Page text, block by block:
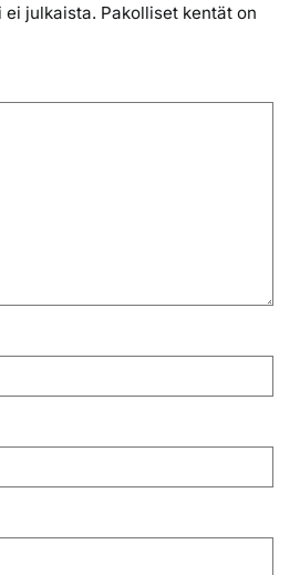
ei julkaista. Pakolliset kentät on